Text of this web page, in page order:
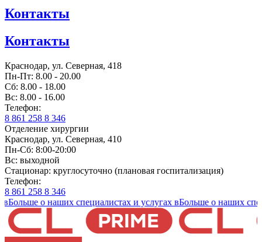
Контакты
Контакты
Краснодар, ул. Северная, 418
Пн-Пт: 8.00 - 20.00
Сб: 8.00 - 18.00
Вс: 8.00 - 16.00
Телефон:
8 861 258 8 346
Отделение хирургии
Краснодар, ул. Северная, 410
Пн-Сб: 8:00-20:00
Вс: выходной
Стационар: круглосуточно (плановая госпитализация)
Телефон:
8 861 258 8 346
о наших специалистах и услугах вБольше о наших